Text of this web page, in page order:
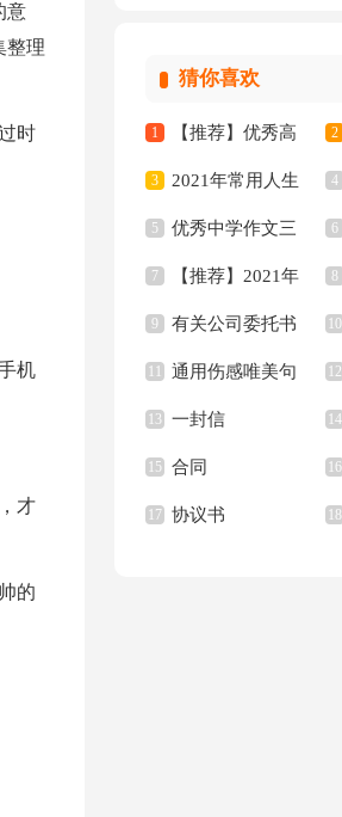
意
整理
时
机
才
的
猜你喜欢
1 【推荐】优秀高
中作文集锦六篇
2
3 2021年常用人生
唯美的句子摘录50句
4
5 优秀中学作文三
篇
6
7 【推荐】2021年
伤感唯美的句子合集
65句
8
9 有关公司委托书
范文九篇
10
11 通用伤感唯美句
子合集88条
12
13 一封信 14
15 合同 16
17 协议书 18